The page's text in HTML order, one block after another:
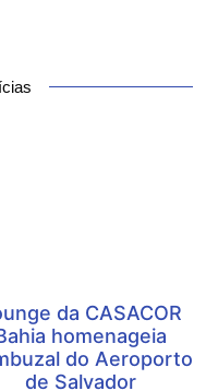
da CASACOR
homenageia
do Aeroporto
de Salvador